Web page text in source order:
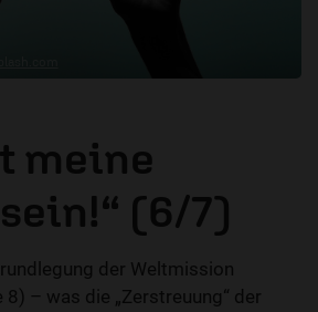
meine
(6/7)
der Weltmission
– was die „Zerstreuung“ der